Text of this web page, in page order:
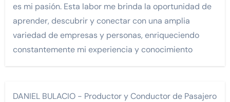
es mi pasión. Esta labor me brinda la oportunidad de
aprender, descubrir y conectar con una amplia
variedad de empresas y personas, enriqueciendo
constantemente mi experiencia y conocimiento
DANIEL BULACIO - Productor y Conductor de Pasajero